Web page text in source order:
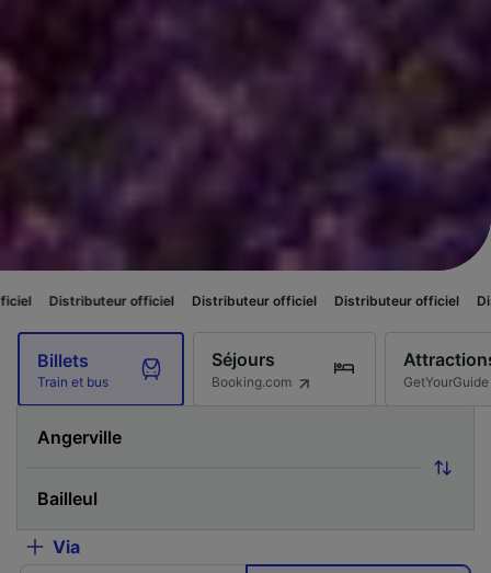
officiel Distributeur officiel Distributeur officiel Distributeur
Billets
Train et bus
Séjours
Booking.com GetYourGuide
Via